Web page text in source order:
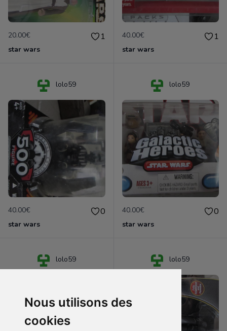
Nous utilisons des
cookies
20.00€ 1
star wars
40.00€ 1
star wars
lolo59
40.00€ 0
star wars
lolo59
40.00€ 0
star wars
lolo59 lolo59